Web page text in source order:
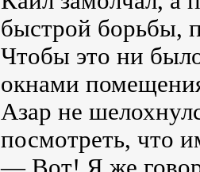
быстрой борьбы,
Чтобы это ни
окнами
Азар не
посмотреть, что